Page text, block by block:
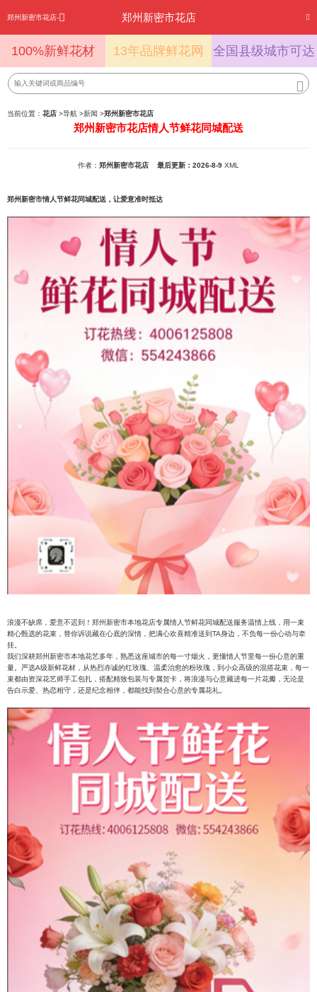
郑州新密市花店- 郑州新密市花店
100%新鲜花材 13年品牌鲜花网 全国县级城市可达
当前位置： 花店 >导航 >新闻 >郑州新密市花店
郑州新密市花店情人节鲜花同城配送
作者： 郑州新密市花店 最后更新：2026-8-9 XML
郑州新密市情人节鲜花同城配送，让爱意准时抵达
浪漫不缺席，爱意不迟到！郑州新密市本地花店专属情人节鲜花同城配送服务温情上线，用一束
精心甄选的花束，替你诉说藏在心底的深情，把满心欢喜精准送到TA身边，不负每一份心动与牵
挂。
我们深耕郑州新密市本地花艺多年，熟悉这座城市的每一寸烟火，更懂情人节里每一份心意的重
量。严选A级新鲜花材，从热烈赤诚的红玫瑰、温柔治愈的粉玫瑰，到小众高级的混搭花束，每一
束都由资深花艺师手工包扎，搭配精致包装与专属贺卡，将浪漫与心意藏进每一片花瓣，无论是
告白示爱、热恋相守，还是纪念相伴，都能找到契合心意的专属花礼。